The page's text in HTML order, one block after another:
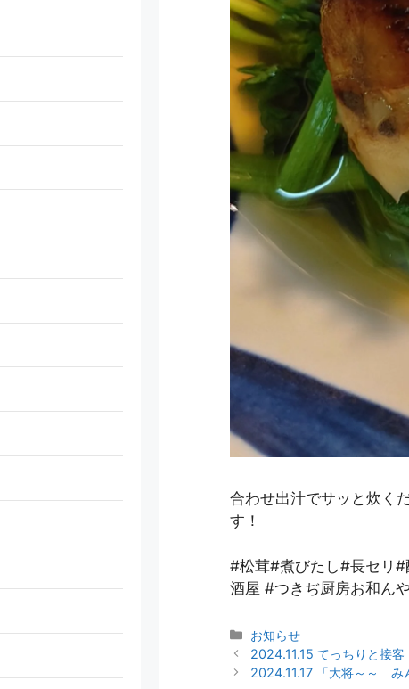
合わせ出汁でサッと炊く
す！
#松茸#煮びたし#長セリ
酒屋 #つきぢ厨房お和ん
お知らせ
2024.11.15 てっちりと接客
2024.11.17 「大将～～ み